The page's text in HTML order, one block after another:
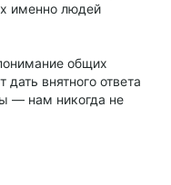
именно людей
общих
внятного ответа
— нам никогда не